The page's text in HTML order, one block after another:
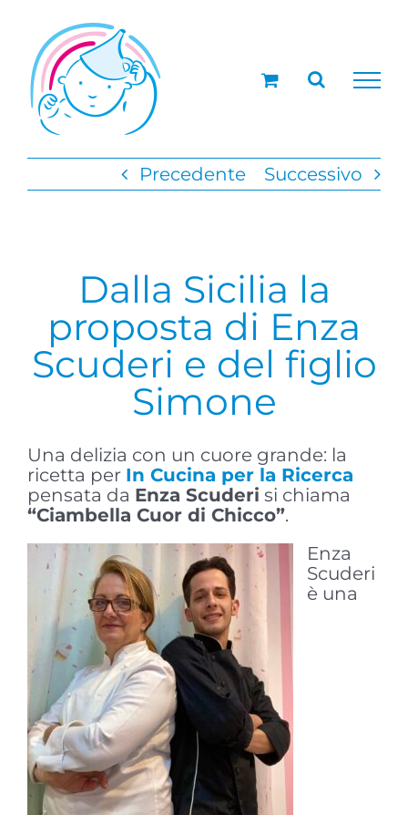
contenuto
Precedente Successivo
Dalla Sicilia la
proposta di Enza
Scuderi e del figlio
Simone
Una delizia con un cuore grande: la
ricetta per In Cucina per la Ricerca
pensata da Enza Scuderi si chiama
“Ciambella Cuor di Chicco”.
Enza
Scuderi
è una